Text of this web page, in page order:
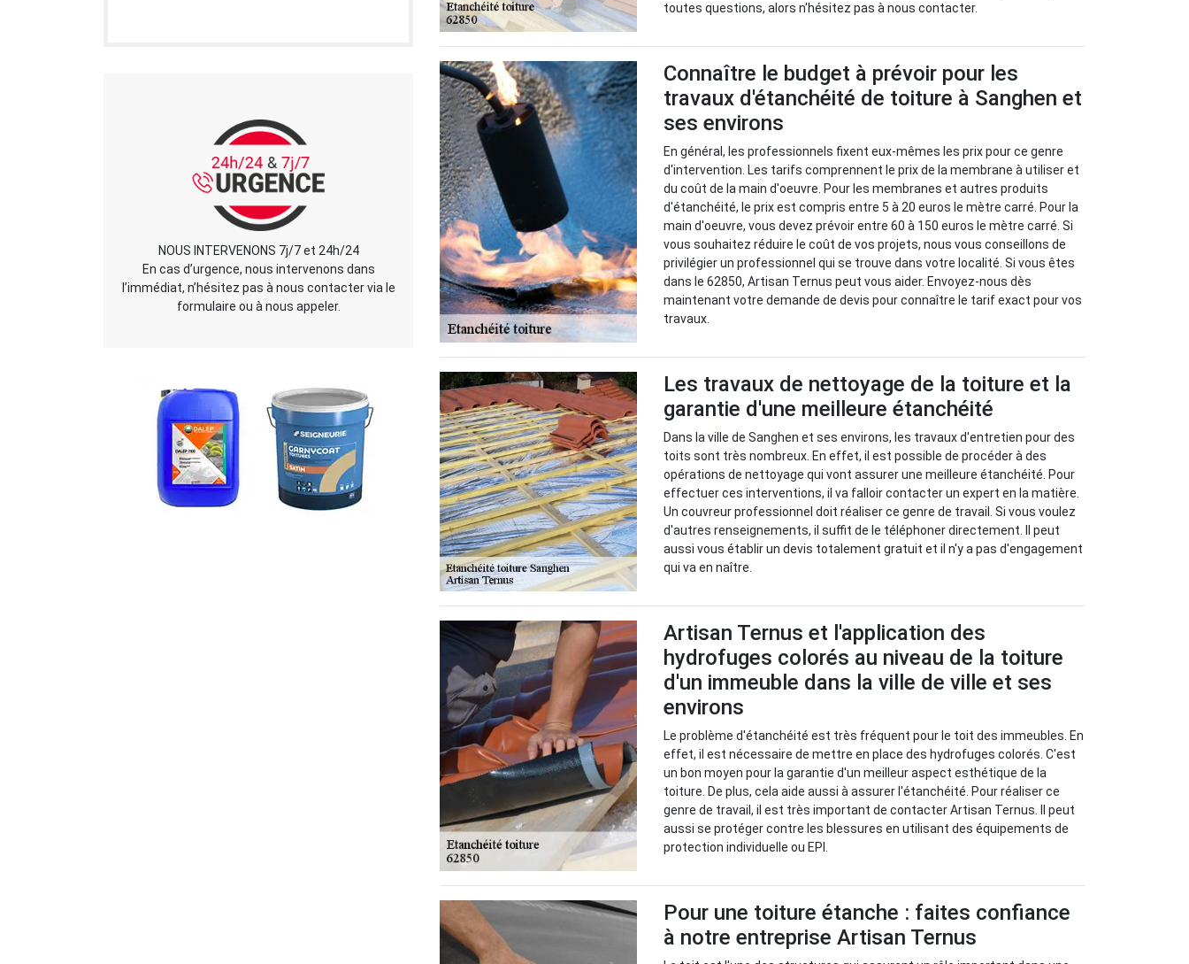
NOUS INTERVENONS 7j/7 et 24h/24
En cas d’urgence, nous intervenons dans
l’immédiat, n’hésitez pas à nous contacter via le
formulaire ou à nous appeler.
toutes questions, alors n'hésitez pas à nous contacter.
Connaître le budget à prévoir pour les
travaux d'étanchéité de toiture à Sanghen et
ses environs
En général, les professionnels fixent eux-mêmes les prix pour ce genre
d'intervention. Les tarifs comprennent le prix de la membrane à utiliser et
du coût de la main d'oeuvre. Pour les membranes et autres produits
d'étanchéité, le prix est compris entre 5 à 20 euros le mètre carré. Pour la
main d'oeuvre, vous devez prévoir entre 60 à 150 euros le mètre carré. Si
vous souhaitez réduire le coût de vos projets, nous vous conseillons de
privilégier un professionnel qui se trouve dans votre localité. Si vous êtes
dans le 62850, Artisan Ternus peut vous aider. Envoyez-nous dès
maintenant votre demande de devis pour connaître le tarif exact pour vos
travaux.
Les travaux de nettoyage de la toiture et la
garantie d'une meilleure étanchéité
Dans la ville de Sanghen et ses environs, les travaux d'entretien pour des
toits sont très nombreux. En effet, il est possible de procéder à des
opérations de nettoyage qui vont assurer une meilleure étanchéité. Pour
effectuer ces interventions, il va falloir contacter un expert en la matière.
Un couvreur professionnel doit réaliser ce genre de travail. Si vous voulez
d'autres renseignements, il suffit de le téléphoner directement. Il peut
aussi vous établir un devis totalement gratuit et il n'y a pas d'engagement
qui va en naître.
Artisan Ternus et l'application des
hydrofuges colorés au niveau de la toiture
d'un immeuble dans la ville de ville et ses
environs
Le problème d'étanchéité est très fréquent pour le toit des immeubles. En
effet, il est nécessaire de mettre en place des hydrofuges colorés. C'est
un bon moyen pour la garantie d'un meilleur aspect esthétique de la
toiture. De plus, cela aide aussi à assurer l'étanchéité. Pour réaliser ce
genre de travail, il est très important de contacter Artisan Ternus. Il peut
aussi se protéger contre les blessures en utilisant des équipements de
protection individuelle ou EPI.
Pour une toiture étanche : faites confiance
à notre entreprise Artisan Ternus